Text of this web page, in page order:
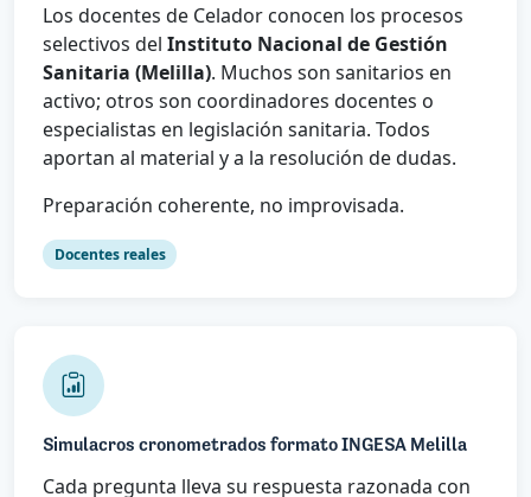
Los docentes de Celador conocen los procesos
selectivos del Instituto Nacional de Gestión
Sanitaria (Melilla). Muchos son sanitarios en
activo; otros son coordinadores docentes o
especialistas en legislación sanitaria. Todos
aportan al material y a la resolución de dudas.
Preparación coherente, no improvisada.
Docentes reales
Simulacros cronometrados formato INGESA Melilla
Cada pregunta lleva su respuesta razonada con